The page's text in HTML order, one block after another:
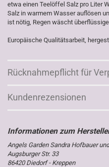
etwa einen Teelöffel Salz pro Liter
Salz in warmem Wasser auflösen
ist nötig, Regen wäscht
Europäische Qualitätsarbeit,
Rücknahmepflicht für
Kundenrezensionen
Angels Garden Sandra Hofbauer
Augsburger Str. 33
86420 Diedorf - Kreppen